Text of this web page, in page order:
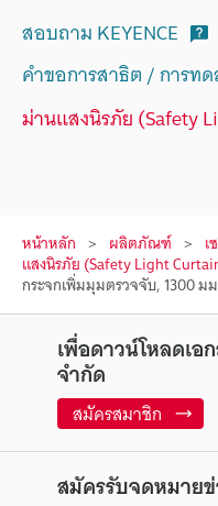
สอบถาม KEYENCE
คำขอการสาธิต / การท
ม่านแสงนิรภัย (Safety
หน้าหลัก ผลิตภัณฑ์
แสงนิรภัย (Safety Light
กระจกเพิ่มมุมตรวจจับ, 1300 ม
เพื่อดาวน์โหลดเอ
จำกัด
สมัครสมาชิก
สมัครรับจดหมาย